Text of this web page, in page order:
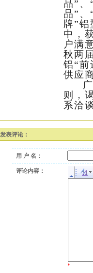
品”
品”
牌”
中，
户满
秋两
铝“前
供应
则，
系洽
发表评论：
用 户 名：
评论内容：
*